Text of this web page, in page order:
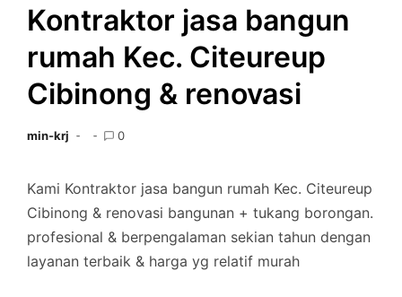
Kontraktor jasa bangun
rumah Kec. Citeureup
Cibinong & renovasi
min-krj 0
Kami Kontraktor jasa bangun rumah Kec. Citeureup
Cibinong & renovasi bangunan + tukang borongan.
profesional & berpengalaman sekian tahun dengan
layanan terbaik & harga yg relatif murah